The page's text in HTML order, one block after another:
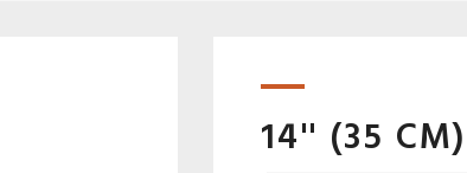
14'' (35 CM)